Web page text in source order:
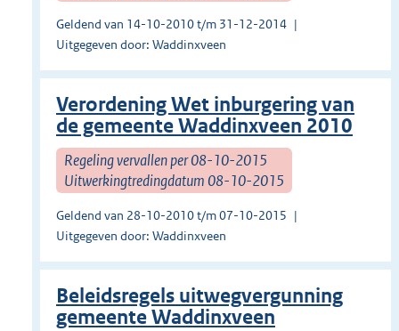
Geldend van 14-10-2010 t/m 31-12-2014
Uitgegeven door: Waddinxveen
Verordening Wet inburgering van
de gemeente Waddinxveen 2010
Regeling vervallen per 08-10-2015
Uitwerkingtredingdatum 08-10-2015
Geldend van 28-10-2010 t/m 07-10-2015
Uitgegeven door: Waddinxveen
Beleidsregels uitwegvergunning
gemeente Waddinxveen